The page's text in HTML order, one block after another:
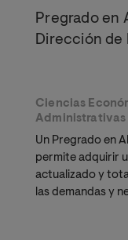
Pregrado en
Dirección de
Ciencias
Administrativas
Un Pregrado en
permite adquirir
actualizado y
las demandas y